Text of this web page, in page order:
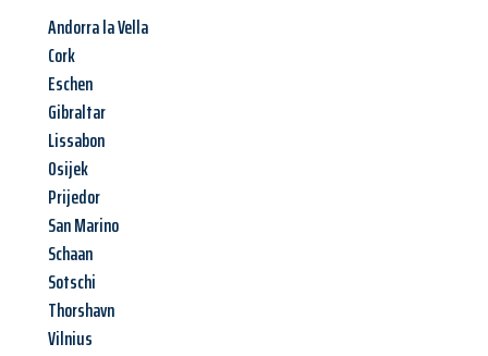
Andorra la Vella
Cork
Eschen
Gibraltar
Lissabon
Osijek
Prijedor
San Marino
Schaan
Sotschi
Thorshavn
Vilnius